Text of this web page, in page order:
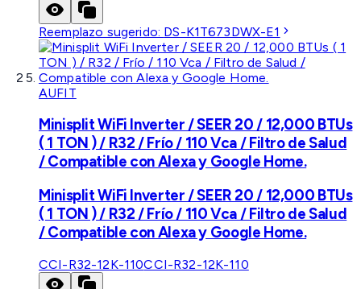
Reemplazo sugerido: DS-K1T673DWX-E1
AUFIT
Minisplit WiFi Inverter / SEER 20 / 12,000 BTUs
( 1 TON ) / R32 / Frío / 110 Vca / Filtro de Salud
/ Compatible con Alexa y Google Home.
Minisplit WiFi Inverter / SEER 20 / 12,000 BTUs
( 1 TON ) / R32 / Frío / 110 Vca / Filtro de Salud
/ Compatible con Alexa y Google Home.
CCI-R32-12K-110CCI-R32-12K-110